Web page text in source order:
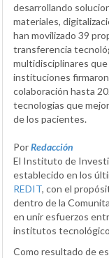
desarrollando
materiales,
han movilizado 39
transferencia
multidisciplinares
instituciones
colaboración hasta
tecnologías que
de los pacientes.
PorRedacción
El Instituto de
establecido en los
REDIT, con el
dentro de la
en unir esfuerzos
institutos
Como resultado de